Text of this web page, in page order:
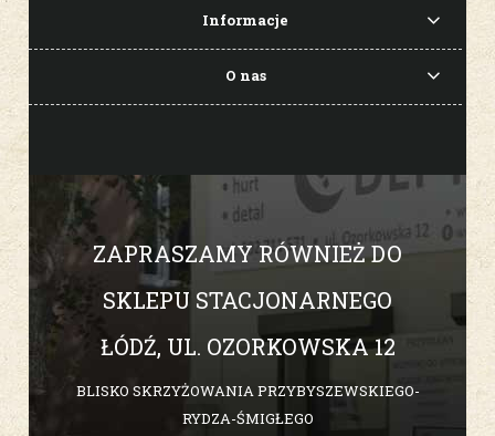
Informacje
O nas
ZAPRASZAMY RÓWNIEŻ DO
SKLEPU STACJONARNEGO
ŁÓDŹ, UL. OZORKOWSKA 12
BLISKO SKRZYŻOWANIA PRZYBYSZEWSKIEGO-
RYDZA-ŚMIGŁEGO